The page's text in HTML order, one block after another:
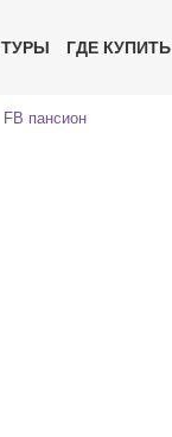
ГДЕ КУПИТЬ
FB пансион